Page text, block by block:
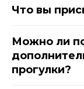
Что вы
Можно ли
прогулки?